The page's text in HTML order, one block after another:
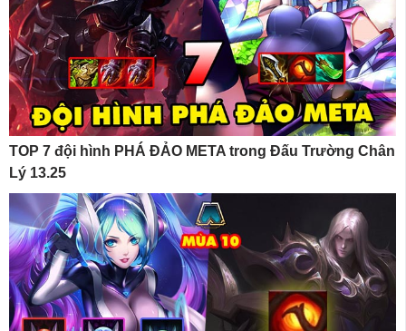
TOP 7 đội hình PHÁ ĐẢO META trong Đấu Trường Chân
Lý 13.25